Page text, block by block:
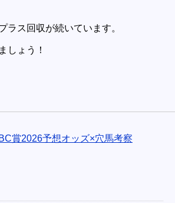
ラス回収が続いています。
しょう！
賞2026予想オッズ×穴馬考察